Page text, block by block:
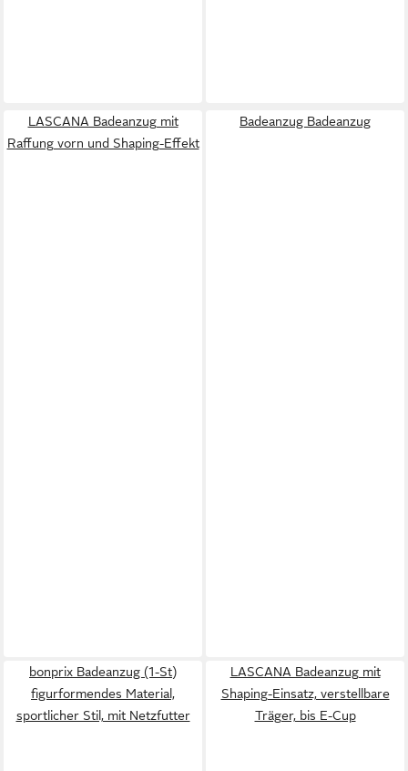
LASCANA Badeanzug mit
Raffung vorn und Shaping-Effekt
Badeanzug Badeanzug
bonprix Badeanzug (1-St)
figurformendes Material,
sportlicher Stil, mit Netzfutter
LASCANA Badeanzug mit
Shaping-Einsatz, verstellbare
Träger, bis E-Cup